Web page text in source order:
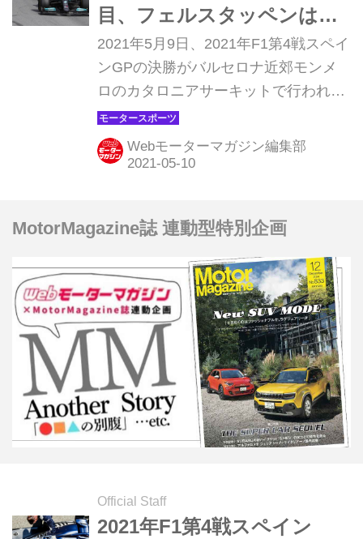
目、フェルスタッペンは終
盤に逆転され2位【モーター
スポーツ】
2021年5月9日、2021年F1第4戦スペイ
ンGPの決勝がバルセロナ近郊モンメ
ロのカタロニアサーキットで行われ、
ポールポジションからスタートしたメ
ルセデスのルイス・ハミルトンが見事
なレース戦略で優勝した。レッドブ
のの、ワンストップ戦略がうまく機能
せず逆転を許して2位でフィニッシュ
した。
Webモーターマガジン編集部
MotorMagazine誌 連動型特別企画
Official Staff
2021年F1第4戦スペイン